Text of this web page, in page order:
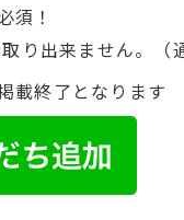
須！
り出来ません。（
載終了となります